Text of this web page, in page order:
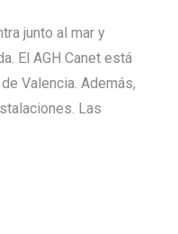
junto al mar y
El AGH Canet está
Valencia. Además,
Las